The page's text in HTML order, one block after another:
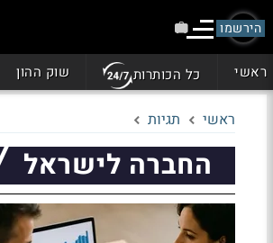
הירשמו
ראשי כל הכותרות שוק ההון
ראשי תגיות
החברה לישראל